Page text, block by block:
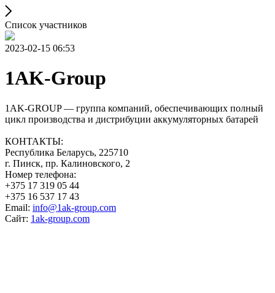
Список участников
2023-02-15 06:53
1AK-Group
1AK-GROUP — группа компаний, обеспечивающих полный
цикл производства и дистрибуции аккумуляторных батарей
КОНТАКТЫ:
Республика Беларусь, 225710
г. Пинск, пр. Калиновского, 2
Номер телефона:
+375 17 319 05 44
+375 16 537 17 43
Email: info@1ak-group.com
Сайт: 1ak-group.com